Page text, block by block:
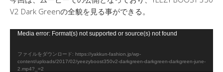
V2 Dark Greenの全貌を見る事ができる。
Media error: Format(s) not supported or source(s) not found
ファイルをダウンロード: https://yakkun-fashion.jp/wp-
content/uploads/2017/02/yeezyboost350v2-darkgreen-darkgreen-darkgreen-june-
2.mp4?_=2